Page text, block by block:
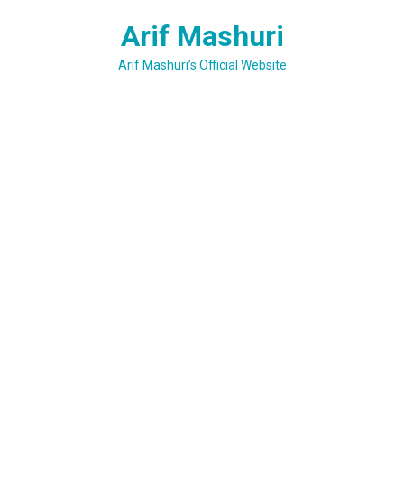
Arif Mashuri
Arif Mashuri’s Official Website